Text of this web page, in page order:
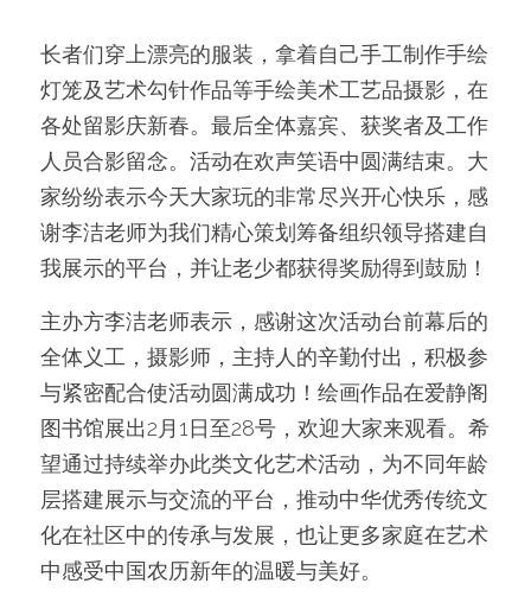
长者们穿上漂亮的服装，拿着自己手工制作手绘
灯笼及艺术勾针作品等手绘美术工艺品摄影，在
各处留影庆新春。最后全体嘉宾、获奖者及工作
人员合影留念。活动在欢声笑语中圆满结束。大
家纷纷表示今天大家玩的非常尽兴开心快乐，感
谢李洁老师为我们精心策划筹备组织领导搭建自
我展示的平台，并让老少都获得奖励得到鼓励！
主办方李洁老师表示，感谢这次活动台前幕后的
全体义工，摄影师，主持人的辛勤付出，积极参
与紧密配合使活动圆满成功！绘画作品在爱静阁
图书馆展出2月1日至28号，欢迎大家来观看。希
望通过持续举办此类文化艺术活动，为不同年龄
层搭建展示与交流的平台，推动中华优秀传统文
化在社区中的传承与发展，也让更多家庭在艺术
中感受中国农历新年的温暖与美好。